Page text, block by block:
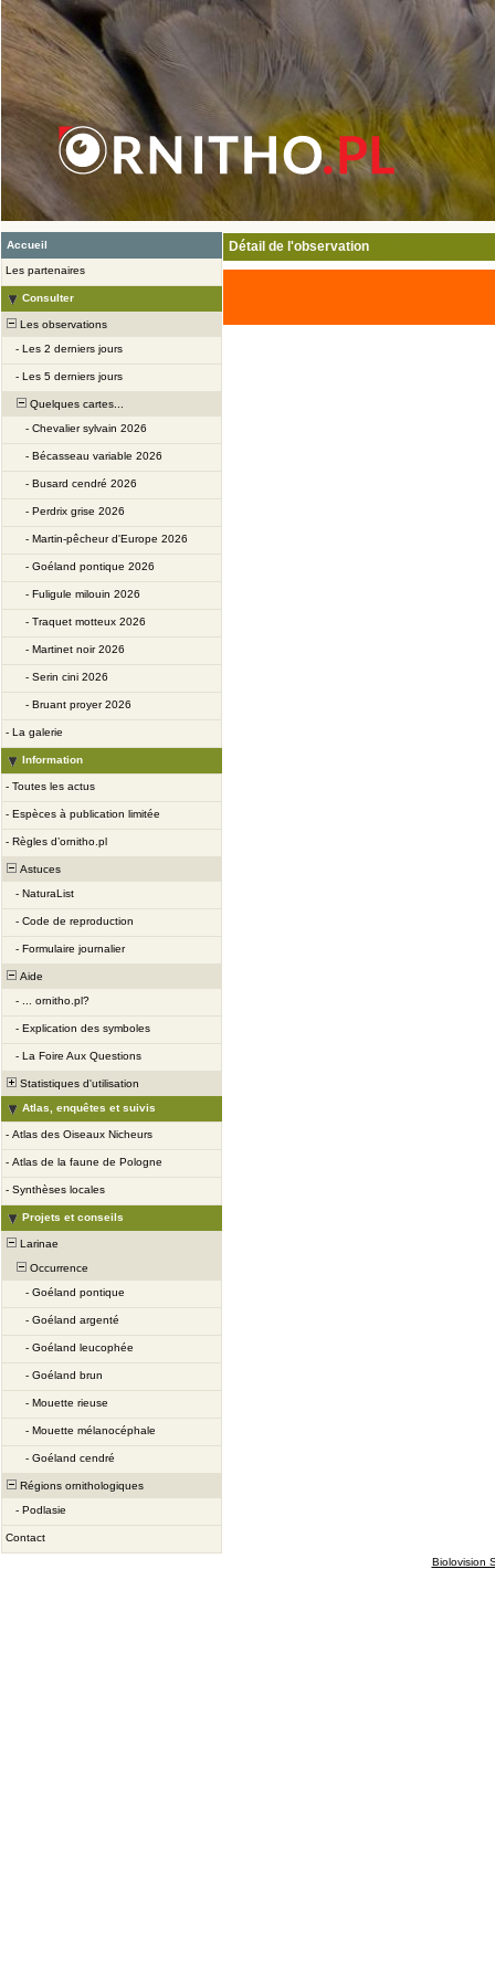
Accueil
Les partenaires
Consulter
Les observations
- Les 2 derniers jours
- Les 5 derniers jours
Quelques cartes...
- Chevalier sylvain 2026
- Bécasseau variable 2026
- Busard cendré 2026
- Perdrix grise 2026
- Martin-pêcheur d'Europe 2026
- Goéland pontique 2026
- Fuligule milouin 2026
- Traquet motteux 2026
- Martinet noir 2026
- Serin cini 2026
- Bruant proyer 2026
- La galerie
Information
- Toutes les actus
- Espèces à publication limitée
- Règles d’ornitho.pl
Astuces
- NaturaList
- Code de reproduction
- Formulaire journalier
Aide
-
... ornitho.pl?
- Explication des symboles
- La Foire Aux Questions
Statistiques d'utilisation
Atlas, enquêtes et suivis
- Atlas des Oiseaux Nicheurs
- Atlas de la faune de Pologne
- Synthèses locales
Projets et conseils
Larinae
Occurrence
- Goéland pontique
- Goéland argenté
- Goéland leucophée
- Goéland brun
- Mouette rieuse
- Mouette mélanocéphale
- Goéland cendré
Régions ornithologiques
- Podlasie
Contact
Détail de l'observation
Biolovision